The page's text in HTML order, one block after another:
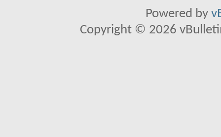
Powered by
Copyright © 2026